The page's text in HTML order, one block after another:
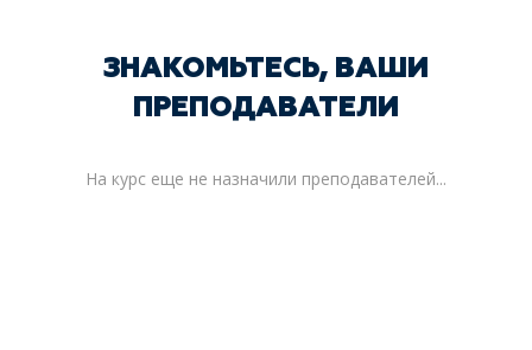
ЗНАКОМЬТЕСЬ, ВАШИ
ПРЕПОДАВАТЕЛИ
На курс еще не назначили преподавателей...